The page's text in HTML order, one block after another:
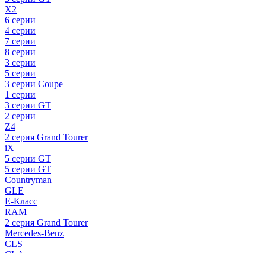
X2
6 серии
4 серии
7 серии
8 серии
3 серии
5 серии
3 серии Coupe
1 серии
3 серии GT
2 серии
Z4
2 серия Grand Tourer
iX
5 серии GT
5 серии GT
Countryman
GLE
E-Класс
RAM
2 серия Grand Tourer
Mercedes-Benz
CLS